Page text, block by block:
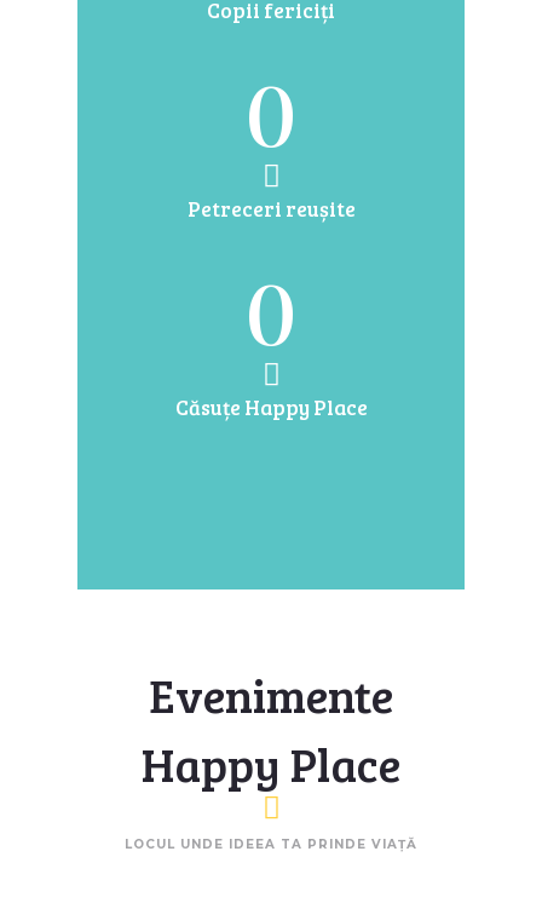
Copii fericiți
0
Petreceri reușite
0
Căsuțe Happy Place
Evenimente
Happy Place
LOCUL UNDE IDEEA TA PRINDE VIAȚĂ